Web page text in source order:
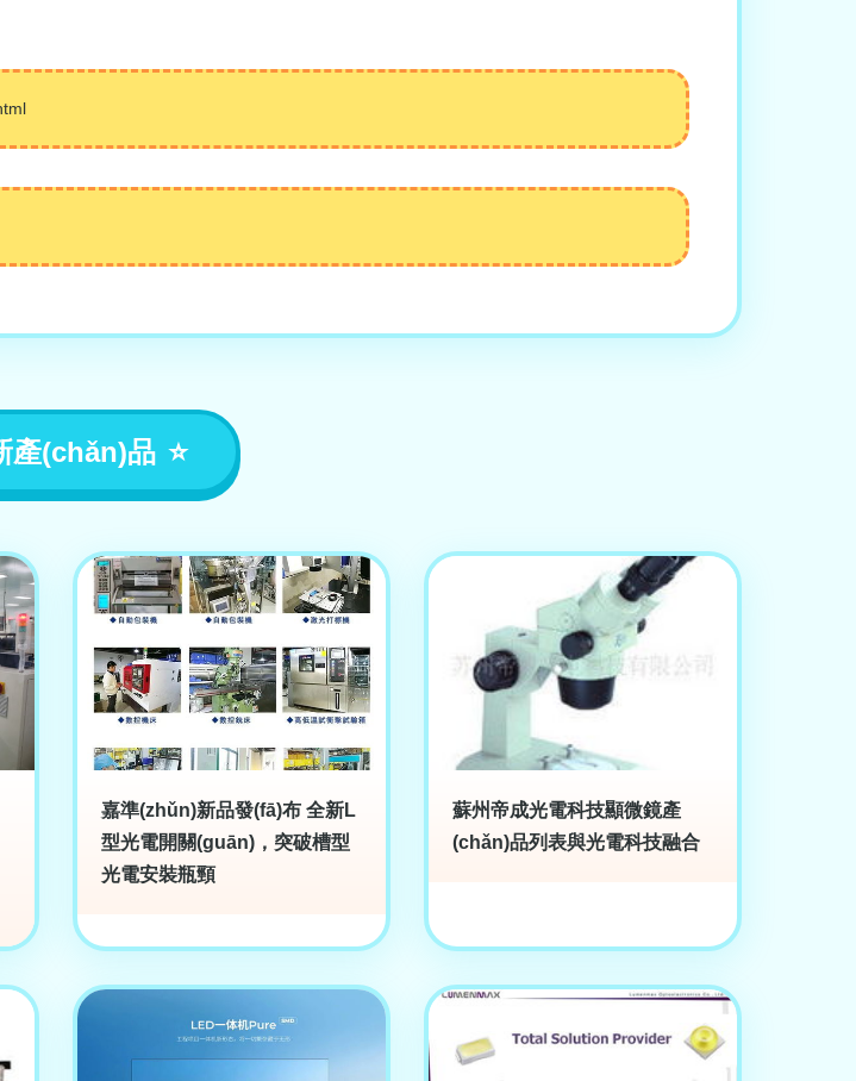
產(chǎn)品
嘉準(zhǔn)新品發(fā)布 全新L
型光電開關(guān)，突破槽型
光電安裝瓶頸
蘇州帝成光電科技顯微鏡產
(chǎn)品列表與光電科技融合